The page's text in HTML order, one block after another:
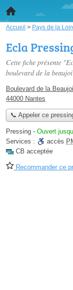
Accueil > Pays de la
Ecla
Cette fiche présente
boulevard de la
Boulevard de la
44000 Nantes
📞 Appeler ce
Pressing - Ouvert
Services :
accès
CB acceptée
Recommander ce